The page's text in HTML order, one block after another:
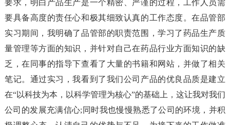
要求，明白产品生产是一个精密、严谨的过程，工作人员需
要具备高度的责任心和极其细致认真的工作态度。在品管部
实习期间，我明确了品管部的职责范围，学习了药品生产质
量管理等方面的知识，并针对自己在药品行业方面知识的缺
乏，在同事的指导下查看了大量的书籍和网站，并做了相关
笔记。通过实习，我看到了我们公司产品的优良品质是建立
在“以科技为本，以科学管理为核心”的基础上，这让我对我们
公司的发展充满信心;同时我也慢慢熟悉了公司的环境，并积